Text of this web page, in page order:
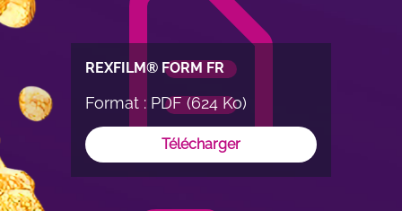
REXFILM® FORM FR
Format : PDF (624 Ko)
Télécharger